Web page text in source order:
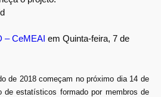
– CeMEAI em Quinta-feira, 7 de
de 2018 começam no próximo dia 14 de
de estatísticos formado por membros de